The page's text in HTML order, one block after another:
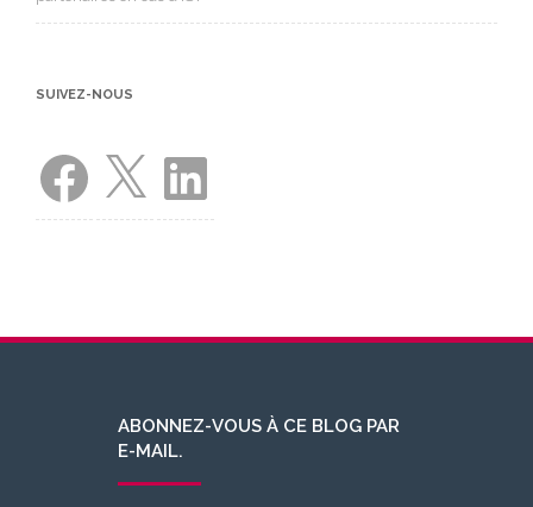
SUIVEZ-NOUS
Facebook LinkedIn
ABONNEZ-VOUS À CE BLOG PAR
E-MAIL.